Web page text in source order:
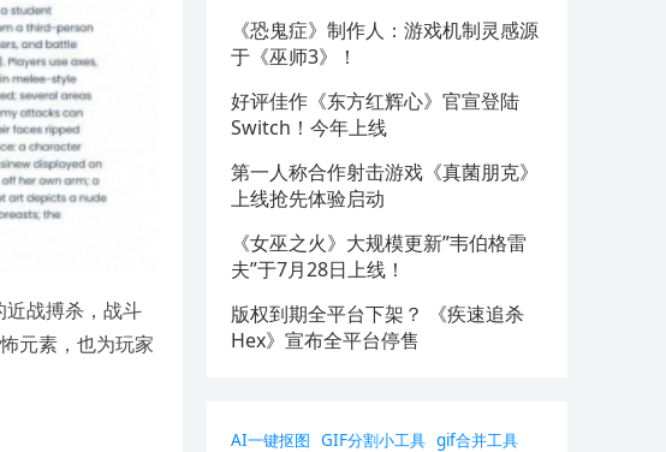
战搏杀，战斗
元素，也为玩家
《恐鬼症》制作人：游戏机制灵感源
于《巫师3》！
好评佳作《东方红辉心》官宣登陆
Switch！今年上线
第一人称合作射击游戏《真菌朋克》
上线抢先体验启动
《女巫之火》大规模更新”韦伯格雷
夫”于7月28日上线！
版权到期全平台下架？ 《疾速追杀
Hex》宣布全平台停售
AI一键抠图 GIF分割小工具 gif合并工具